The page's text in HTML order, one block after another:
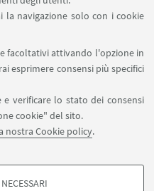
la navigazione solo con i cookie
facoltativi attivando l'opzione in
esprimere consensi più specifici
verificare lo stato dei consensi
cookie" del sito.
nostra Cookie policy.
mail